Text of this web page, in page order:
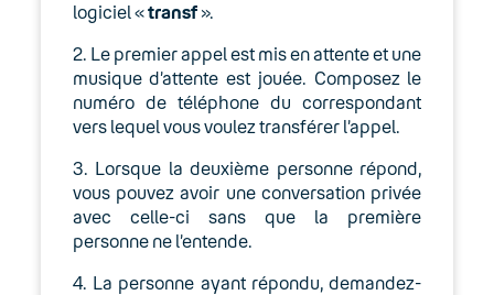
logiciel «transf».
2. Le premier appel est mis en attente et une
musique d’attente est jouée. Composez le
numéro de téléphone du correspondant
vers lequel vous voulez transférer l’appel.
3. Lorsque la deuxième personne répond,
vous pouvez avoir une conversation privée
avec celle-ci sans que la première
personne ne l’entende.
4. La personne ayant répondu, demandez-